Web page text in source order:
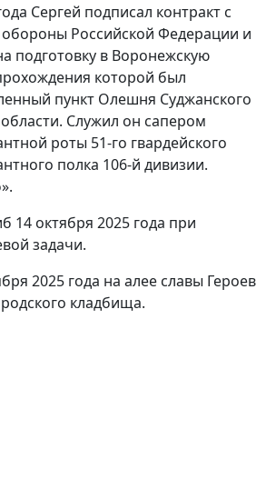
Сергей подписал контракт с
Российской Федерации и
подготовку в Воронежскую
которой был
пункт Олешня Суджанского
Служил он сапером
роты 51-го гвардейского
полка 106-й дивизии.
14 октября 2025 года при
задачи.
2025 года на алее славы Героев
кладбища.